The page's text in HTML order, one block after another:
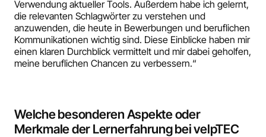
Verwendung aktueller Tools. Außerdem habe ich gelernt,
die relevanten Schlagwörter zu verstehen und
anzuwenden, die heute in Bewerbungen und beruflichen
Kommunikationen wichtig sind. Diese Einblicke haben mir
einen klaren Durchblick vermittelt und mir dabei geholfen,
meine beruflichen Chancen zu verbessern.“
Welche besonderen Aspekte oder
Merkmale der Lernerfahrung bei velpTEC